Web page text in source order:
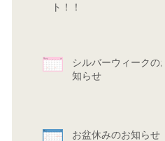
ト！！
シルバーウィークのお
知らせ
お盆休みのお知らせ